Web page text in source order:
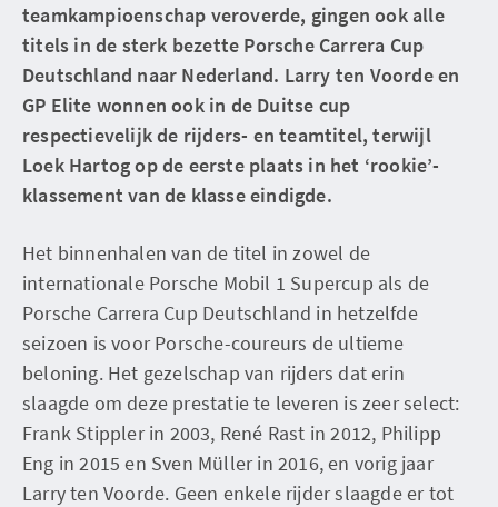
teamkampioenschap veroverde, gingen ook alle
titels in de sterk bezette Porsche Carrera Cup
Deutschland naar Nederland. Larry ten Voorde en
GP Elite wonnen ook in de Duitse cup
respectievelijk de rijders- en teamtitel, terwijl
Loek Hartog op de eerste plaats in het ‘rookie’-
klassement van de klasse eindigde.
Het binnenhalen van de titel in zowel de
internationale Porsche Mobil 1 Supercup als de
Porsche Carrera Cup Deutschland in hetzelfde
seizoen is voor Porsche-coureurs de ultieme
beloning. Het gezelschap van rijders dat erin
slaagde om deze prestatie te leveren is zeer select:
Frank Stippler in 2003, René Rast in 2012, Philipp
Eng in 2015 en Sven Müller in 2016, en vorig jaar
Larry ten Voorde. Geen enkele rijder slaagde er tot